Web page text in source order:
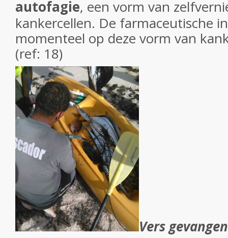
autofagie, een vorm van
kankercellen. De farmaceutische
momenteel op deze vorm van
(ref: 18)
Vers